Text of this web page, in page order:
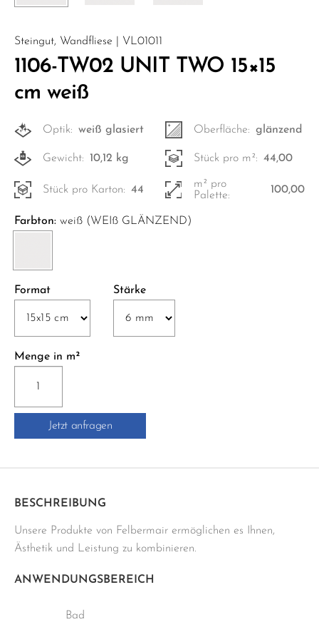
Steingut, Wandfliese | VL01011
1106-TW02 UNIT TWO 15×15
cm weiß
Optik: weiß glasiert Oberfläche: glänzend
Gewicht: 10,12 kg Stück pro m²: 44,00
Stück pro Karton: 44
m² pro
Palette:
100,00
Farbton: weiß (WEIß GLÄNZEND)
Format Stärke
Menge in m²
TW02
UNIT
Menge
Jetzt anfragen
BESCHREIBUNG
Unsere Produkte von Felbermair ermöglichen es Ihnen,
Ästhetik und Leistung zu kombinieren.
ANWENDUNGSBEREICH
Bad